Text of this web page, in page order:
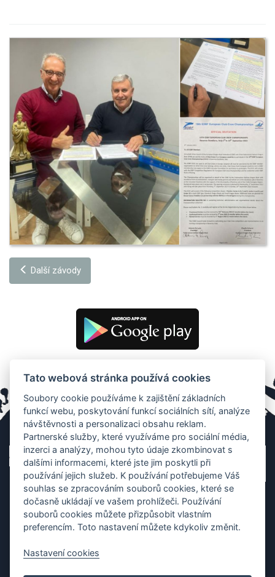
Další závody
Tato webová stránka používá cookies
Soubory cookie používáme k zajištění základních
funkcí webu, poskytování funkcí sociálních sítí, analýze
návštěvnosti a personalizaci obsahu reklam.
Partnerské služby, které využíváme pro sociální média,
inzerci a analýzy, mohou tyto údaje zkombinovat s
dalšími informacemi, které jste jim poskytli při
používání jejich služeb. K používání potřebujeme Váš
souhlas se zpracováním souborů cookies, které se
dočasně ukládají ve vašem prohlížeči. Používání
souborů cookies můžete přizpůsobit vlastním
preferencím. Toto nastavení můžete kdykoliv změnit.
Nastavení cookies